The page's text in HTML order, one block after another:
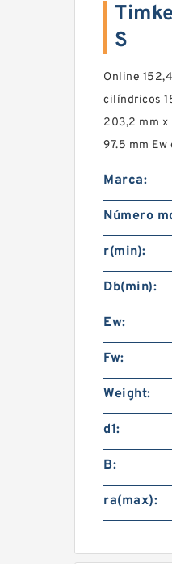
S
Online
cilíndricos
203,2 mm x
97.5 mm
Marca:
Número
r(min):
Db(min):
Ew:
Fw:
Weight:
d1:
B:
ra(max):